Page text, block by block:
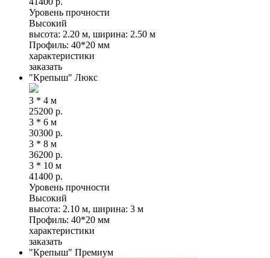
Уровень прочности
Высокий
высота: 2.20 м, ширина: 2.50 м
Профиль: 40*20 мм
характеристики
заказать
"Крепыш" Люкс
3 * 4 м
25200 р.
3 * 6 м
30300 р.
3 * 8 м
36200 р.
3 * 10 м
41400 р.
Уровень прочности
Высокий
высота: 2.10 м, ширина: 3 м
Профиль: 40*20 мм
характеристики
заказать
"Крепыш" Премиум